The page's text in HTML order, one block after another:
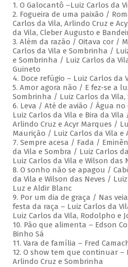
1. O Galocantô –Luiz Carlos da
2. Fogueira de uma paixão /
Carlos da Vila, Arlindo Cruz e
da Vila, Cleber Augusto e
3. Além da razão / Oitava cor /
Carlos da Vila e Sombrinha /
e Sombrinha / Luiz Carlos da
Guineto
4. Doce refúgio – Luiz Carlos da
5. Amor agora não / E fez-se a
Sombrinha / Luiz Carlos da Vila,
6. Leva / Até de avião / Água no
Luiz Carlos da Vila e Bira da Vila
Arlindo Cruz e Acyr Marques /
Maurição / Luiz Carlos da Vila e
7. Sempre acesa / Fada /
da Vila e Sombra / Luiz Carlos
Luiz Carlos da Vila e Wilson das
8. O sonho não se apagou /
da Vila e Wilson das Neves /
Luz e Aldir Blanc
9. Por um dia de graça / Nas
festa da raça – Luiz Carlos da
Luiz Carlos da Vila, Rodolpho e
10. Pão que alimenta – Edson
Binho Sá
11. Vara de família – Fred
12. O show tem que continuar –
Arlindo Cruz e Sombrinha